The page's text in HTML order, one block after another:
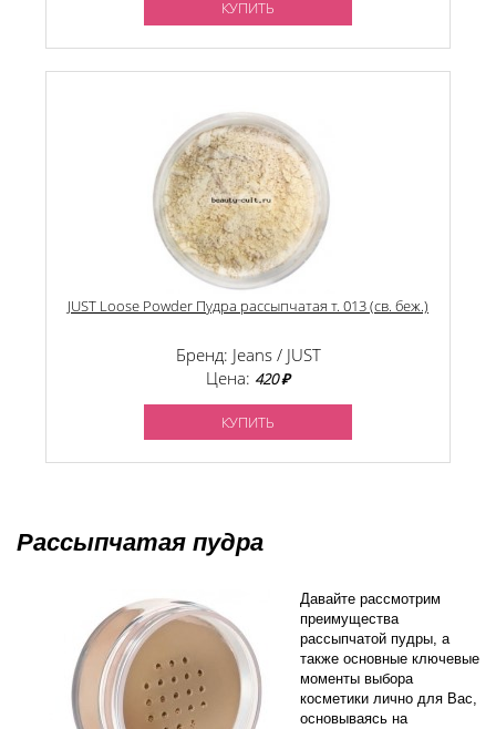
КУПИТЬ
JUST Loose Powder Пудра рассыпчатая т. 013 (св. беж.)
Бренд: Jeans / JUST
Цена: 420 ₽
КУПИТЬ
Рассыпчатая пудра
Давайте рассмотрим
преимущества
рассыпчатой пудры, а
также основные ключевые
моменты выбора
косметики лично для Вас,
основываясь на